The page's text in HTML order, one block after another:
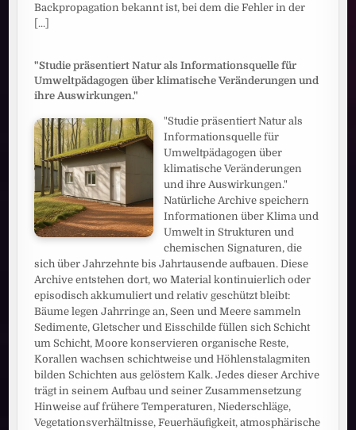
Backpropagation bekannt ist, bei dem die Fehler in der
[...]
"Studie präsentiert Natur als Informationsquelle für
Umweltpädagogen über klimatische Veränderungen und
ihre Auswirkungen."
"Studie präsentiert Natur als
Informationsquelle für
Umweltpädagogen über
klimatische Veränderungen
und ihre Auswirkungen."
Natürliche Archive speichern
Informationen über Klima und
Umwelt in Strukturen und
chemischen Signaturen, die
sich über Jahrzehnte bis Jahrtausende aufbauen. Diese
Archive entstehen dort, wo Material kontinuierlich oder
episodisch akkumuliert und relativ geschützt bleibt:
Bäume legen Jahrringe an, Seen und Meere sammeln
Sedimente, Gletscher und Eisschilde füllen sich Schicht
um Schicht, Moore konservieren organische Reste,
Korallen wachsen schichtweise und Höhlenstalagmiten
bilden Schichten aus gelöstem Kalk. Jedes dieser Archive
trägt in seinem Aufbau und seiner Zusammensetzung
Hinweise auf frühere Temperaturen, Niederschläge,
Vegetationsverhältnisse, Feuerhäufigkeit, atmosphärische